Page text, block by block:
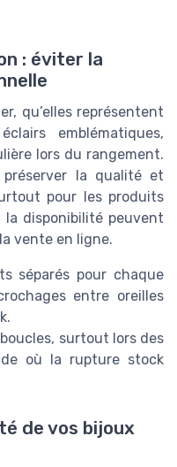
: éviter la
qu’elles représentent
emblématiques,
lors du rangement.
la qualité et
pour les produits
disponibilité peuvent
vente en ligne.
séparés pour chaque
entre oreilles
surtout lors des
où la rupture stock
de vos bijoux